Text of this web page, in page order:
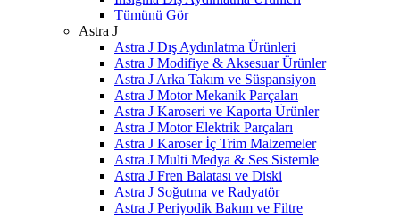
Tümünü Gör
Astra J
Astra J Dış Aydınlatma Ürünleri
Astra J Modifiye & Aksesuar Ürünler
Astra J Arka Takım ve Süspansiyon
Astra J Motor Mekanik Parçaları
Astra J Karoseri ve Kaporta Ürünler
Astra J Motor Elektrik Parçaları
Astra J Karoser İç Trim Malzemeler
Astra J Multi Medya & Ses Sistemle
Astra J Fren Balatası ve Diski
Astra J Soğutma ve Radyatör
Astra J Periyodik Bakım ve Filtre